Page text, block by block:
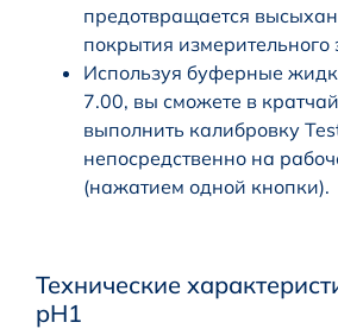
предотвращается
покрытия измерительного
Используя буферные
7.00, вы сможете в
выполнить калибровку
непосредственно на
(нажатием одной кнопки).
Технические
pH1